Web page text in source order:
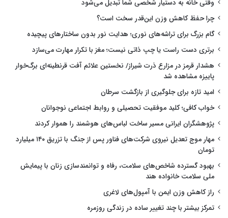
وقتی خانه به دستیار شخصی شما تبدیل می‌شود
چرا حفظ کاهش وزن این‌قدر سخت است؟
گام بزرگ برای تراشه‌های نوری؛ هدایت نور بدون ساختارهای پیچیده
برتری دست راست یا چپ ذاتی نیست؛ مغز با تکرار مهارت می‌سازد
هشدار قرمز در مزارع ذرت شیراز/ نخستین علائم آفت قرنطینه‌ای برگ‌خوار
پاییزه مشاهده شد
امید تازه برای جلوگیری از بازگشت سرطان
خواب کافی؛ کلید موفقیت تحصیلی و روابط اجتماعی نوجوانان
پژوهشگران ایرانی مسیر ساخت لباس‌های هوشمند را هموار کردند
مهار موج تعدیل نیروی شرکت‌های فناور پس از جنگ با تزریق ۱۴۰ میلیارد
تومان
بهبود گسترده شاخص‌های سلامت، رفاه و توانمندسازی زنان با پیمایش
ملی سلامت خانواده هند
راز کاهش وزن ایمن با آمپول‌های لاغری
تمرکز بیشتر با چند تغییر ساده در زندگی روزمره